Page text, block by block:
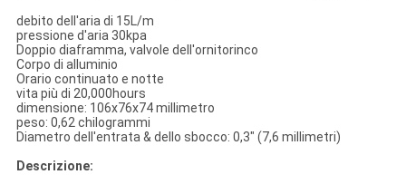
debito dell'aria di 15L/m
pressione d'aria 30kpa
Doppio diaframma, valvole dell'ornitorinco
Corpo di alluminio
Orario continuato e notte
vita più di 20,000hours
dimensione: 106x76x74 millimetro
peso: 0,62 chilogrammi
Diametro dell'entrata & dello sbocco: 0,3" (7,6 millimetri)
Descrizione: